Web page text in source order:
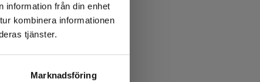
information från din enhet
kombinera informationen
tjänster.
Marknadsföring